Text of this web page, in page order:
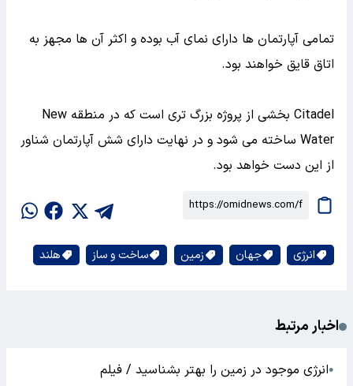
تمامی آپارتمان ها دارای نمای آب بوده و اکثر آن ها مجهز به
اتاق قایق خواهند بود.
Citadel بخشی از پروژه بزرگ تری است که در منطقه New
Water ساخته می شود و در نهایت دارای شش آپارتمان شناور
از این دست خواهد بود.
انرژی جهان زمین ساخت و ساز هلند
اخبار مرتبط
●انرژی موجود در زمین را بهتر بشناسید / فیلم